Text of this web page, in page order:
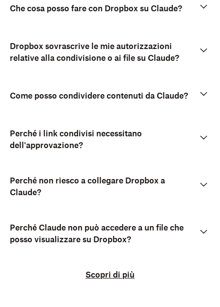
Che cosa posso fare con Dropbox su Claude?
Dropbox sovrascrive le mie autorizzazioni
relative alla condivisione o ai file su Claude?
Come posso condividere contenuti da Claude?
Perché i link condivisi necessitano
dell'approvazione?
Perché non riesco a collegare Dropbox a
Claude?
Perché Claude non può accedere a un file che
posso visualizzare su Dropbox?
Scopri di più